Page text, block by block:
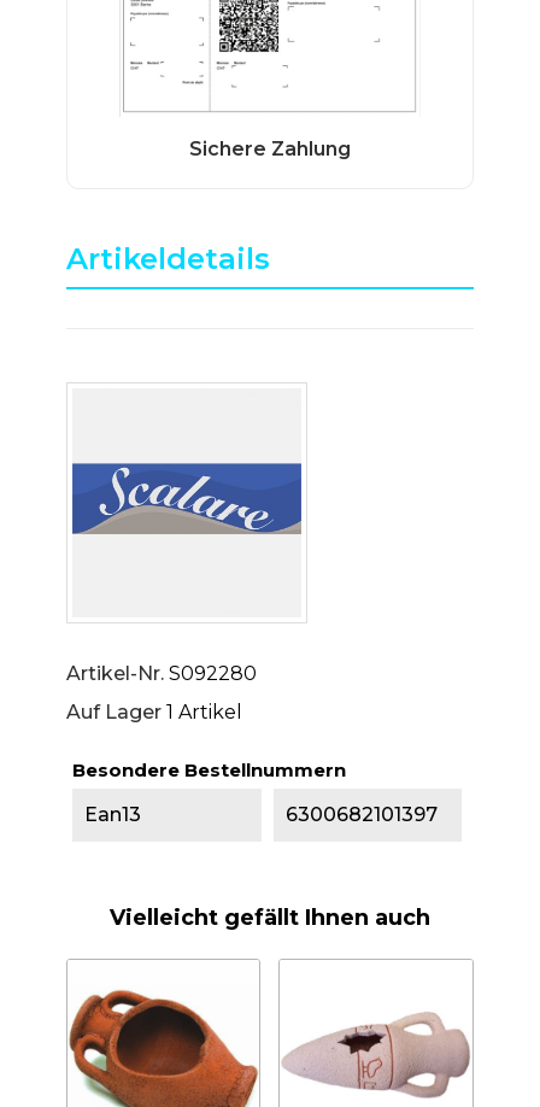
Artikeldetails
Artikel-Nr. S092280
Auf Lager 1 Artikel
Besondere Bestellnummern
Ean13
6300682101397
Vielleicht gefällt Ihnen auch